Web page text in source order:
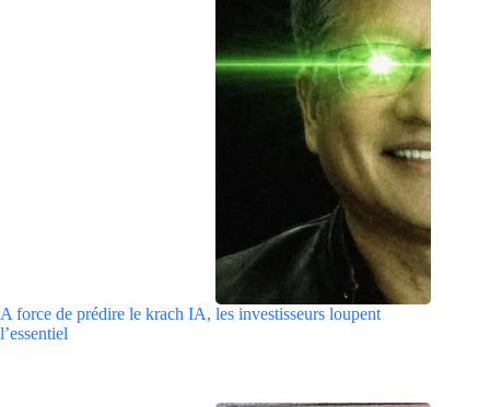
A force de prédire le krach IA, les investisseurs loupent
l’essentiel